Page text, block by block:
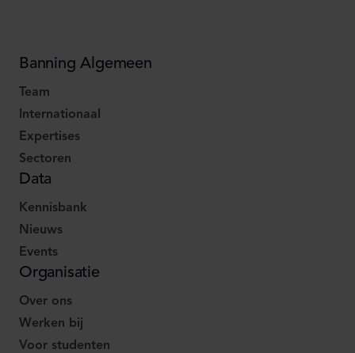
Banning Algemeen
Team
Internationaal
Expertises
Sectoren
Data
Kennisbank
Nieuws
Events
Organisatie
Over ons
Werken bij
Voor studenten